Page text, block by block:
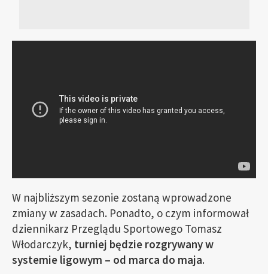
W najbliższym sezonie zostaną wprowadzone
zmiany w zasadach. Ponadto, o czym informował
dziennikarz Przeglądu Sportowego Tomasz
Włodarczyk, turniej będzie rozgrywany w
systemie ligowym – od marca do maja.